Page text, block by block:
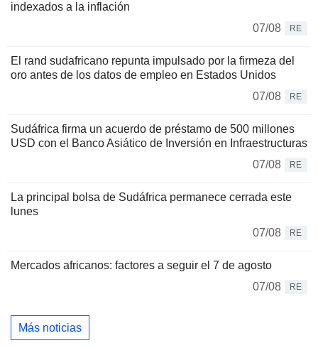
indexados a la inflación
07/08
RE
El rand sudafricano repunta impulsado por la firmeza del
oro antes de los datos de empleo en Estados Unidos
07/08
RE
Sudáfrica firma un acuerdo de préstamo de 500 millones
USD con el Banco Asiático de Inversión en Infraestructuras
07/08
RE
La principal bolsa de Sudáfrica permanece cerrada este
lunes
07/08
RE
Mercados africanos: factores a seguir el 7 de agosto
07/08
RE
Más noticias